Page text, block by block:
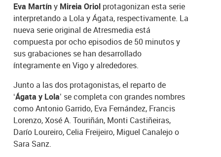
Eva Martíny Mireia Oriol protagonizan esta serie
interpretando a Lola y Ágata, respectivamente. La
nueva serie original de Atresmedia está
compuesta por ocho episodios de 50 minutos y
sus grabaciones se han desarrollado
íntegramente en Vigo y alrededores.
Junto a las dos protagonistas, el reparto de
‘Ágata y Lola’ se completa con grandes nombres
como Antonio Garrido, Eva Fernández, Francis
Lorenzo, Xosé A. Touriñán, Monti Castiñeiras,
Darío Loureiro, Celia Freijeiro, Miguel Canalejo o
Sara Sanz.